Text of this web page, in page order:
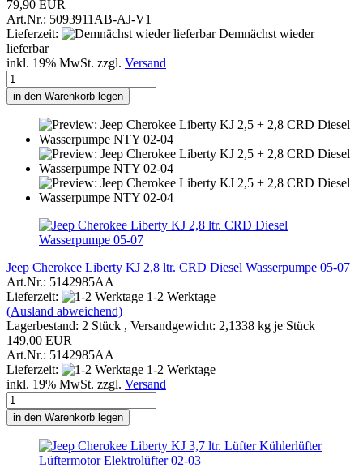
79,90 EUR
Art.Nr.: 5093911AB-AJ-V1
Lieferzeit:
Demnächst wieder
lieferbar
inkl. 19% MwSt. zzgl. Versand
in den Warenkorb legen
Jeep Cherokee Liberty KJ 2,8 ltr. CRD Diesel Wasserpumpe 05-07
Art.Nr.: 5142985AA
Lieferzeit:
1-2 Werktage
(Ausland abweichend)
Lagerbestand: 2 Stück , Versandgewicht: 2,1338 kg je Stück
149,00 EUR
Art.Nr.: 5142985AA
Lieferzeit:
1-2 Werktage
inkl. 19% MwSt. zzgl. Versand
in den Warenkorb legen